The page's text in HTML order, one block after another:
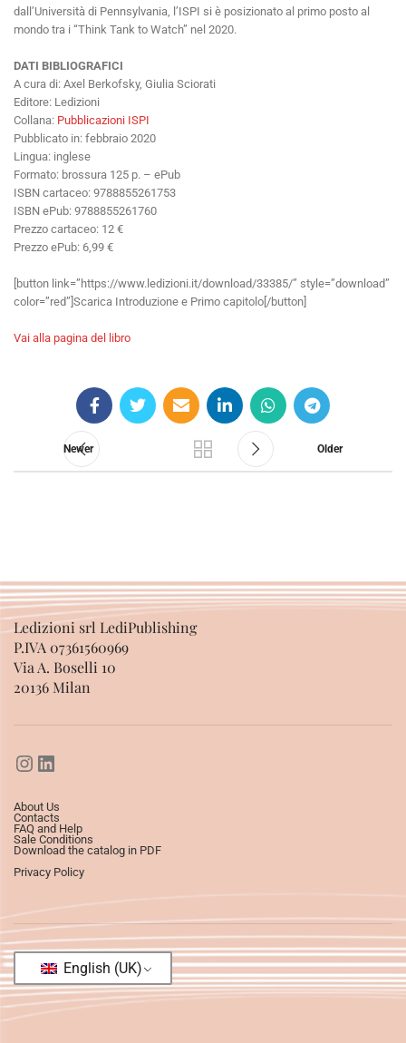
dall’Università di Pennsylvania, l’ISPI si è posizionato al primo posto al
mondo tra i “Think Tank to Watch” nel 2020.
DATI BIBLIOGRAFICI
A cura di: Axel Berkofsky, Giulia Sciorati
Editore: Ledizioni
Collana: Pubblicazioni ISPI
Pubblicato in: febbraio 2020
Lingua: inglese
Formato: brossura 125 p. – ePub
ISBN cartaceo: 9788855261753
ISBN ePub: 9788855261760
Prezzo cartaceo: 12 €
Prezzo ePub: 6,99 €
[button link=”https://www.ledizioni.it/download/33385/” style=”download”
color=”red”]Scarica Introduzione e Primo capitolo[/button]
Vai alla pagina del libro
Newer Older
Ledizioni srl LediPublishing
P.IVA 07361560969
Via A. Boselli 10
20136 Milan
About Us
Contacts
FAQ and Help
Sale Conditions
Download the catalog in PDF
Privacy Policy
English (UK)